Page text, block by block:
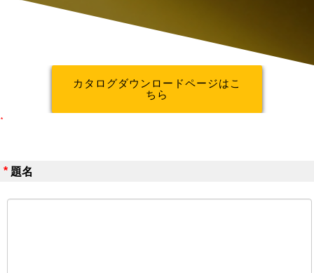
カタログダウンロードページはこ
ちら
*
* 題名